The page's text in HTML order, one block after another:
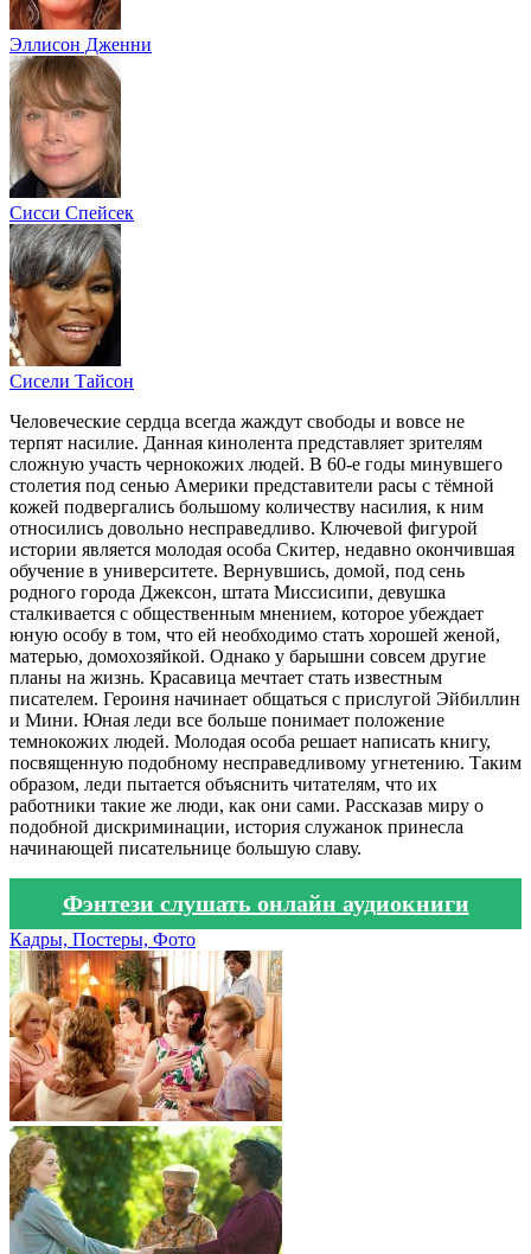
Эллисон Дженни
Сисси Спейсек
Сисели Тайсон
Человеческие сердца всегда жаждут свободы и вовсе не
терпят насилие. Данная кинолента представляет зрителям
сложную участь чернокожих людей. В 60-е годы минувшего
столетия под сенью Америки представители расы с тёмной
кожей подвергались большому количеству насилия, к ним
относились довольно несправедливо. Ключевой фигурой
истории является молодая особа Скитер, недавно окончившая
обучение в университете. Вернувшись, домой, под сень
родного города Джексон, штата Миссисипи, девушка
сталкивается с общественным мнением, которое убеждает
юную особу в том, что ей необходимо стать хорошей женой,
матерью, домохозяйкой. Однако у барышни совсем другие
планы на жизнь. Красавица мечтает стать известным
писателем. Героиня начинает общаться с прислугой Эйбиллин
и Мини. Юная леди все больше понимает положение
темнокожих людей. Молодая особа решает написать книгу,
посвященную подобному несправедливому угнетению. Таким
образом, леди пытается объяснить читателям, что их
работники такие же люди, как они сами. Рассказав миру о
подобной дискриминации, история служанок принесла
начинающей писательнице большую славу.
Фэнтези слушать онлайн аудиокниги
Кадры, Постеры, Фото